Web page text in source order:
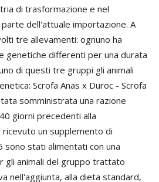
di trasformazione e nel
dell'attuale importazione. A
tre allevamenti: ognuno ha
genetiche differenti per una durata
di questi tre gruppi gli animali
Scrofa Anas x Duroc - Scrofa
somministrata una razione
giorni precedenti alla
ricevuto un supplemento di
sono stati alimentati con una
gli animali del gruppo trattato
nell'aggiunta, alla dieta standard,